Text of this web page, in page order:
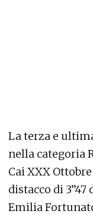
La terza e
nella categoria
Cai XXX
distacco di
Emilia